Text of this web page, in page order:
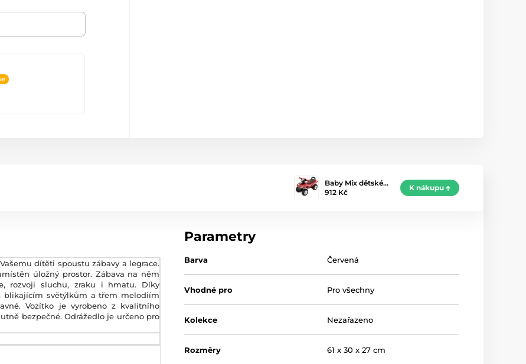
Baby Mix dětské…
912 Kč
K nákupu
dítěti spoustu zábavy a legrace.
úložný prostor. Zábava na něm
rozvoji sluchu, zraku i hmatu. Díky
blikajícím světýlkům a třem melodiím
Vozítko je vyrobeno z kvalitního
bezpečné. Odrážedlo je určeno pro
Parametry
Barva Červená
Vhodné pro Pro všechny
Kolekce Nezařazeno
Rozměry 61 x 30 x 27 cm